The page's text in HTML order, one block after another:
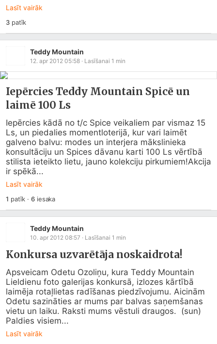
Lasīt vairāk
3patīk
Teddy Mountain
12. apr 2012 05:58 · Lasīšanai 1 min
Iepērcies Teddy Mountain Spicē un
laimē 100 Ls
Iepērcies kādā no t/c Spice veikaliem par vismaz 15
Ls, un piedalies momentloterijā, kur vari laimēt
galveno balvu: modes un interjera mākslinieka
konsultāciju un Spices dāvanu karti 100 Ls vērtībā
stilista ieteikto lietu, jauno kolekciju pirkumiem!Akcija
ir spēkā...
Lasīt vairāk
1 patīk ·6iesaka
Teddy Mountain
10. apr 2012 08:57 · Lasīšanai 1 min
Konkursa uzvarētāja noskaidrota!
Apsveicam Odetu Ozoliņu, kura Teddy Mountain
Lieldienu foto galerijas konkursā, izlozes kārtībā
laimēja rotaļlietas radīšanas piedzīvojumu. Aicinām
Odetu sazināties ar mums par balvas saņemšanas
vietu un laiku. Raksti mums vēstuli draugos.  (sun)
Paldies visiem...
Lasīt vairāk